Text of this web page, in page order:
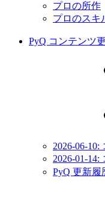
プロの所作
プロのスキ
PyQ コンテンツ
2026-06-
2026-01-
PyQ 更新履